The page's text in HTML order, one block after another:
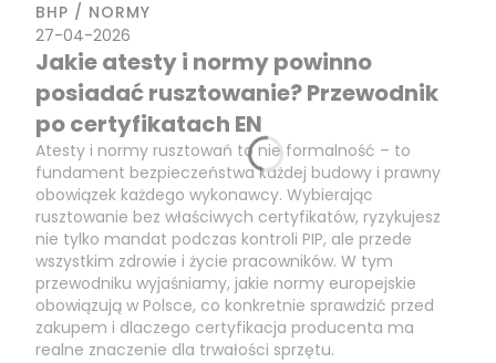
BHP / NORMY
27-04-2026
Jakie atesty i normy powinno
posiadać rusztowanie? Przewodnik
po certyfikatach EN
Atesty i normy rusztowań to nie formalność – to
fundament bezpieczeństwa każdej budowy i prawny
obowiązek każdego wykonawcy. Wybierając
rusztowanie bez właściwych certyfikatów, ryzykujesz
nie tylko mandat podczas kontroli PIP, ale przede
wszystkim zdrowie i życie pracowników. W tym
przewodniku wyjaśniamy, jakie normy europejskie
obowiązują w Polsce, co konkretnie sprawdzić przed
zakupem i dlaczego certyfikacja producenta ma
realne znaczenie dla trwałości sprzętu.